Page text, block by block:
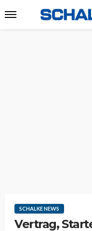
SCHALKE NEWS
Vertrag,